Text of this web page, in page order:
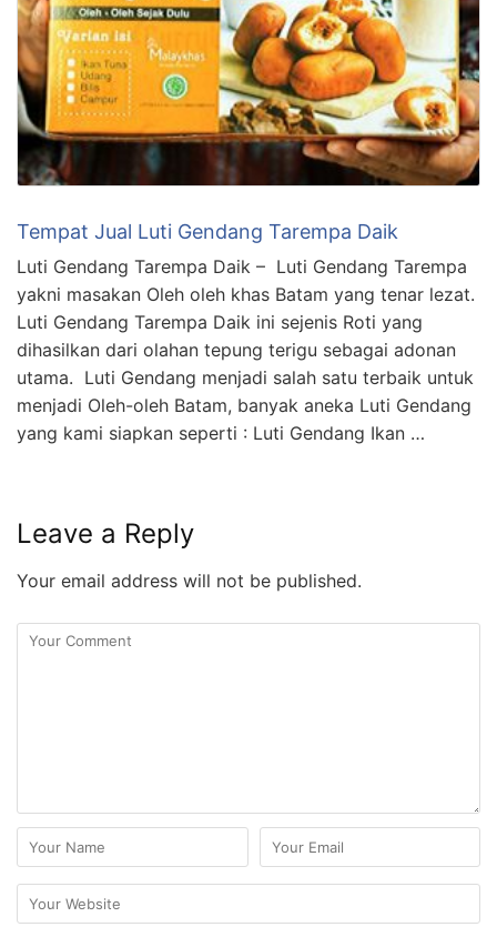
Tempat Jual Luti Gendang Tarempa Daik
Luti Gendang Tarempa Daik – Luti Gendang Tarempa
yakni masakan Oleh oleh khas Batam yang tenar lezat.
Luti Gendang Tarempa Daik ini sejenis Roti yang
dihasilkan dari olahan tepung terigu sebagai adonan
utama. Luti Gendang menjadi salah satu terbaik untuk
menjadi Oleh-oleh Batam, banyak aneka Luti Gendang
yang kami siapkan seperti : Luti Gendang Ikan …
Leave a Reply
Your email address will not be published.